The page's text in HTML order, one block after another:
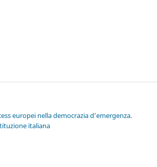
europei nella democrazia d’emergenza.
italiana